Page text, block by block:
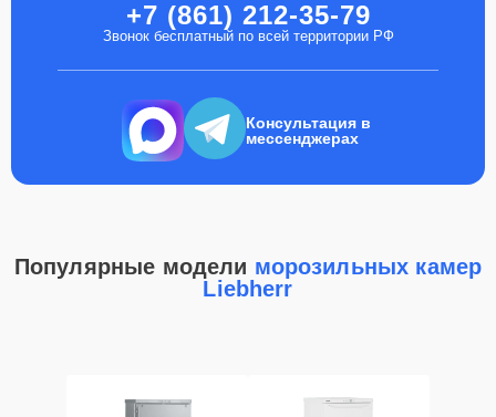
+7 (861) 212-35-79
Звонок бесплатный по всей территории РФ
Консультация в
мессенджерах
Популярные модели морозильных камер
Liebherr